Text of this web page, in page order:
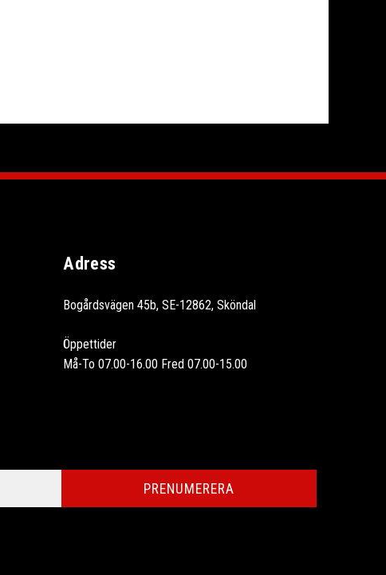
Adress
Bogårdsvägen 45b, SE-12862, Sköndal
Öppettider
Må-To 07.00-16.00 Fred 07.00-15.00
PRENUMERERA